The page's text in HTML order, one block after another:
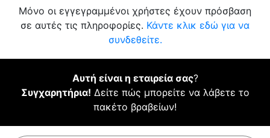
Μόνο οι εγγεγραμμένοι χρήστες έχουν πρόσβαση
σε αυτές τις πληροφορίες. Κάντε κλικ εδώ για να
συνδεθείτε.
Αυτή είναι η εταιρεία σας?
Συγχαρητήρια! Δείτε πώς μπορείτε να λάβετε το
πακέτο βραβείων!